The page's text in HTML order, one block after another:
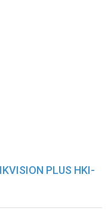
PLUS HKI-